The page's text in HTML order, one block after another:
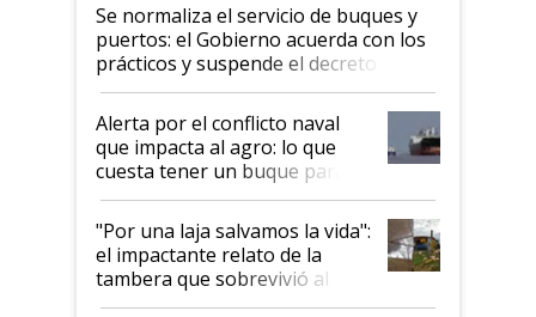
Se normaliza el servicio de buques y
puertos: el Gobierno acuerda con los
prácticos y suspende el decreto de
desregulación
Alerta por el conflicto naval
que impacta al agro: lo que
cuesta tener un buque parado
y el peligro de que Argentina
pase a ser "país sucio"
"Por una laja salvamos la vida":
el impactante relato de la
tambera que sobrevivió al
tornado